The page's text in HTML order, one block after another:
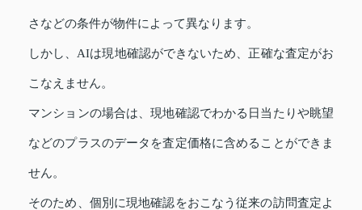
さなどの条件が物件によって異なります。
しかし、AIは現地確認ができないため、正確な査定がお
こなえません。
マンションの場合は、現地確認でわかる日当たりや眺望
などのプラスのデータを査定価格に含めることができま
せん。
そのため、個別に現地確認をおこなう従来の訪問査定よ